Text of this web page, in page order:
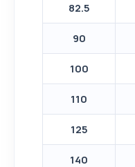
82.5
90
100
110
125
140